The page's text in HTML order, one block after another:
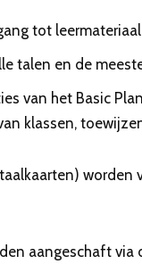
tot
talen en de
van het Basic
klassen,
aangeschaft via